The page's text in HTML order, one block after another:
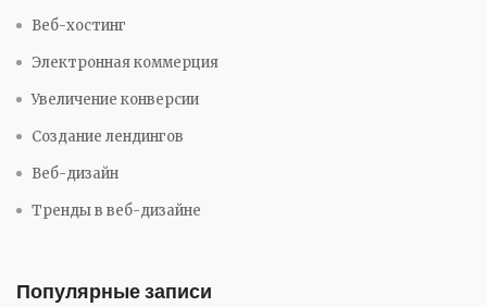
Веб-хостинг
Электронная коммерция
Увеличение конверсии
Создание лендингов
Веб-дизайн
Тренды в веб-дизайне
Популярные записи